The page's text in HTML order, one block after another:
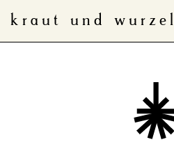
kraut und wurzel